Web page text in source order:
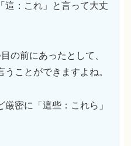
這：これ」と言って大丈
の前にあったとして、
うことができますよね。
密に「這些：これら」